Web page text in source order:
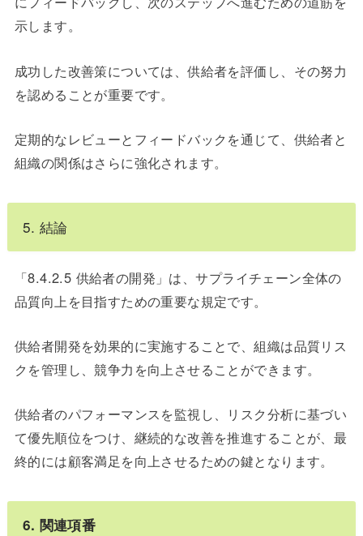
示します。
成功した改善策については、供給者を評価し、その努力
を認めることが重要です。
定期的なレビューとフィードバックを通じて、供給者と
組織の関係はさらに強化されます。
5. 結論
「8.4.2.5 供給者の開発」は、サプライチェーン全体の
品質向上を目指すための重要な規定です。
供給者開発を効果的に実施することで、組織は品質リス
クを管理し、競争力を向上させることができます。
供給者のパフォーマンスを監視し、リスク分析に基づい
て優先順位をつけ、継続的な改善を推進することが、最
終的には顧客満足を向上させるための鍵となります。
6. 関連項番